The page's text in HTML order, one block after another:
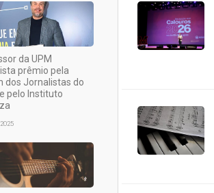
da UPM
prêmio pela
dos Jornalistas do
pelo Instituto